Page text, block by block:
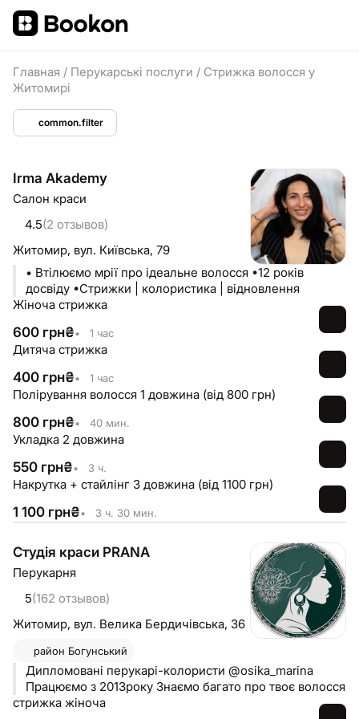
Главная / Перукарські послуги / Стрижка волосся у
Житомирі
common.filter
Irma Akademy
Салон краси
4.5(2 отзывов)
Житомир, вул. Київська, 79
• Втілюємо мрії про ідеальне волосся •12 років
досвіду •Стрижки | колористика | відновлення
Жіноча стрижка
600 грн₴• 1 час
Дитяча стрижка
400 грн₴• 1 час
Полірування волосся 1 довжина (від 800 грн)
800 грн₴• 40 мин.
Укладка 2 довжина
550 грн₴• 3 ч.
Накрутка + стайлінг 3 довжина (від 1100 грн)
1 100 грн₴• 3 ч. 30 мин.
Студія краси PRANA
Перукарня
5(162 отзывов)
Житомир, вул. Велика Бердичівська, 36
район Богунський
Дипломовані перукарі-колористи @osika_marina
Працюємо з 2013року Знаємо багато про твоє волосся
стрижка жіноча